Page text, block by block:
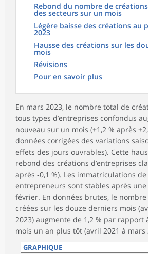
Rebond du nombre de
des secteurs sur un mois
Légère baisse des créations au
2023
Hausse des créations sur les
mois
Révisions
Pour en savoir plus
En mars 2023, le nombre total de
tous types d’entreprises confondus
nouveau sur un mois (+1,2 % après
données corrigées des variations
effets des jours ouvrables). Cette
rebond des créations d’entreprises
après ‑0,1 %). Les immatriculations
entrepreneurs sont stables après une
février. En données brutes, le nombre
créées sur les douze derniers mois
2023) augmente de 1,2 % par rapport
mois un an plus tôt (avril 2021 à mars